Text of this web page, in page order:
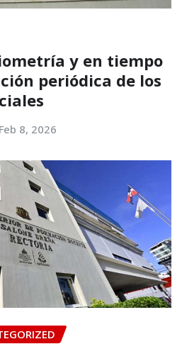
y en tiempo
periódica de los
Feb 8, 2026